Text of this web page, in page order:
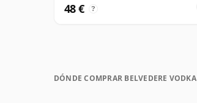
48 € ?
DÓNDE COMPRAR BELVEDERE VODKA